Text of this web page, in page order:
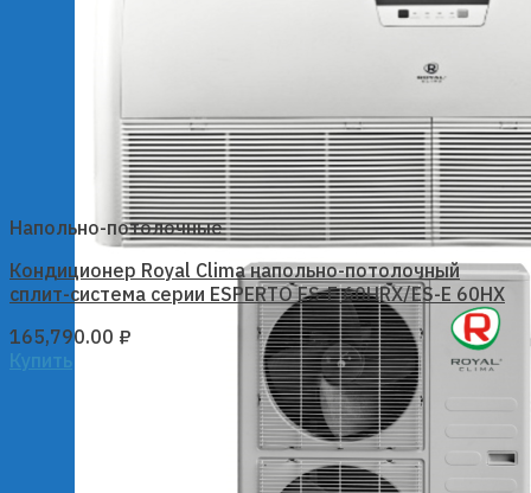
Напольно-потолочные
Кондиционер Royal Clima напольно-потолочный
сплит-система серии ESPERTO ES-F 60HRX/ES-E 60HX
165,790.00 ₽
Купить